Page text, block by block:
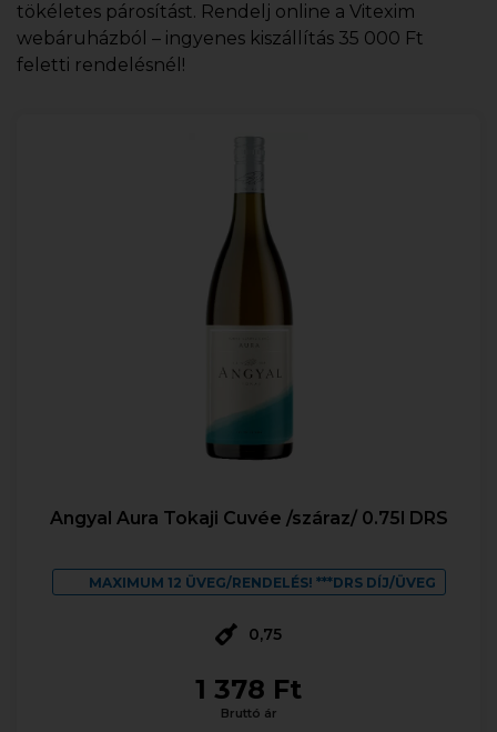
tökéletes párosítást. Rendelj online a Vitexim
webáruházból – ingyenes kiszállítás 35 000 Ft
feletti rendelésnél!
Angyal Aura Tokaji Cuvée /száraz/ 0.75l DRS
MAXIMUM 12 ÜVEG/RENDELÉS! ***DRS DÍJ/ÜVEG
0,75
1 378 Ft
Bruttó ár